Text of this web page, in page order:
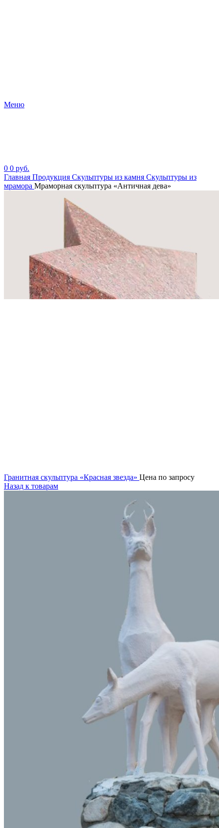
Меню
0 0 руб.
Главная Продукция Скульптуры из камня Скульптуры из
мрамора Мраморная скульптура «Античная дева»
Гранитная скульптура «Красная звезда» Цена по запросу
Назад к товарам